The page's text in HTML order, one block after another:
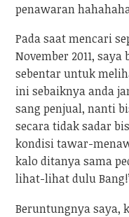
penawaran
Pada saat mencari
November 2011,
sebentar untuk
ini sebaiknya anda
sang penjual, nanti
secara tidak sadar
kondisi tawar-
kalo ditanya sama
lihat-lihat dulu
Beruntungnya saya,